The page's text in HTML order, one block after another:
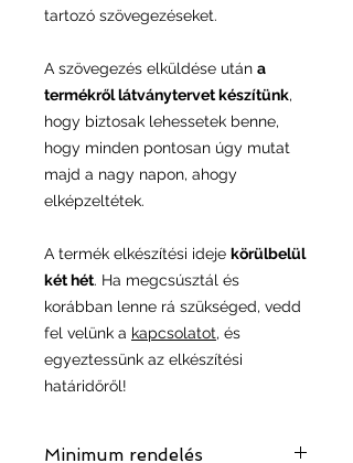
tartozó szövegezéseket.
A szövegezés elküldése után a
termékről látványtervet készítünk,
hogy biztosak lehessetek benne,
hogy minden pontosan úgy mutat
majd a nagy napon, ahogy
elképzeltétek.
A termék elkészítési ideje körülbelül
két hét. Ha megcsúsztál és
korábban lenne rá szükséged, vedd
fel velünk a kapcsolatot, és
egyeztessünk az elkészítési
határidőről!
Minimum rendelés